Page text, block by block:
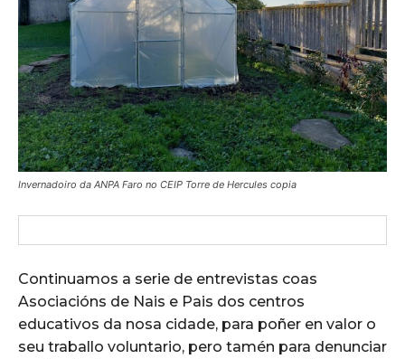
Invernadoiro da ANPA Faro no CEIP Torre de Hercules copia
Continuamos a serie de entrevistas coas
Asociacións de Nais e Pais dos centros
educativos da nosa cidade, para poñer en valor o
seu traballo voluntario, pero tamén para denunciar